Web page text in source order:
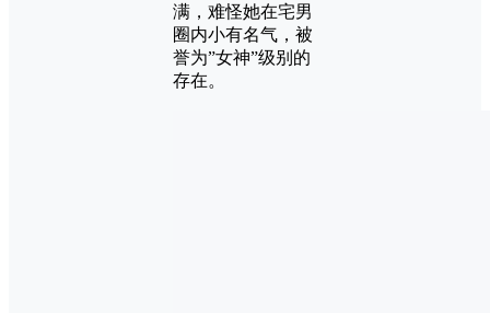
满，难怪她在宅男
圈内小有名气，被
誉为”女神”级别的
存在。